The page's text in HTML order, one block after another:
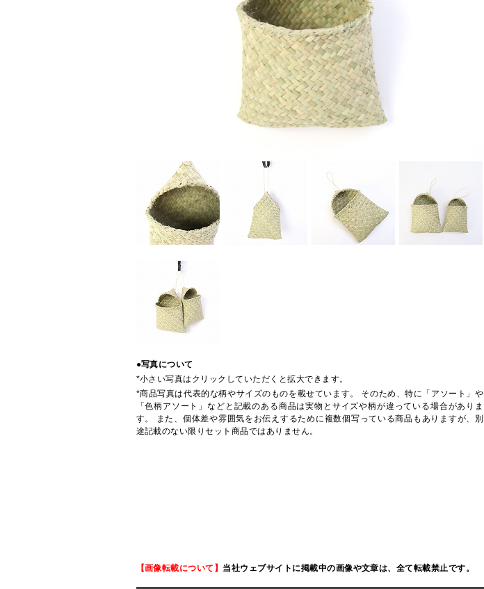
●写真について
*小さい写真はクリックしていただくと拡大できます。
*商品写真は代表的な柄やサイズのものを載せています。 そのため、特に「アソート」や
「色柄アソート」などと記載のある商品は実物とサイズや柄が違っている場合がありま
す。 また、個体差や雰囲気をお伝えするために複数個写っている商品もありますが、別
途記載のない限りセット商品ではありません。
【画像転載について】 当社ウェブサイトに掲載中の画像や文章は、全て転載禁止です。